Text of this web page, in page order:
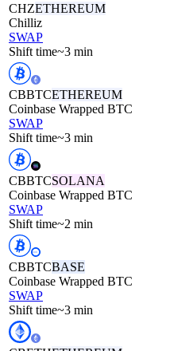
CHZETHEREUM
Chilliz
SWAP
Shift time~3 min
CBBTCETHEREUM
Coinbase Wrapped BTC
SWAP
Shift time~3 min
CBBTCSOLANA
Coinbase Wrapped BTC
SWAP
Shift time~2 min
CBBTCBASE
Coinbase Wrapped BTC
SWAP
Shift time~3 min